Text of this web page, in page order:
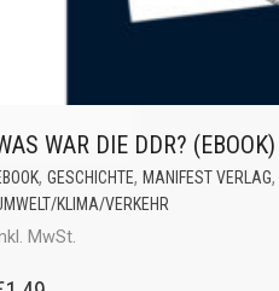
WAR DIE DDR? (EBOOK)
, GESCHICHTE, MANIFEST VERLAG,
KLIMA/VERKEHR
MwSt.